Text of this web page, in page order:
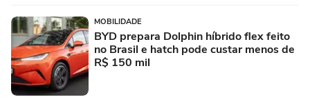
MOBILIDADE
BYD prepara Dolphin híbrido flex feito
no Brasil e hatch pode custar menos de
R$ 150 mil